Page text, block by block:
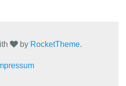
by RocketTheme.